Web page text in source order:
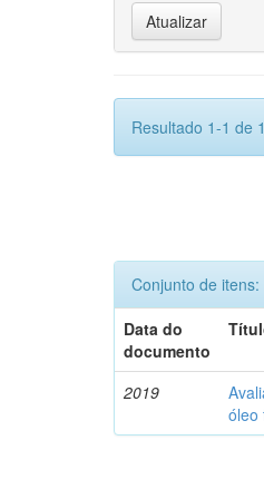
Resultado 1-1 de
Conjunto de itens:
Data do
documento
2019
óleo